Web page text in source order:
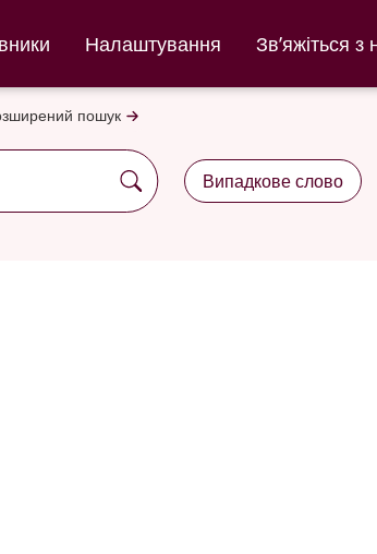
Налаштування Зв’яжіться з
пошук
Випадкове слово